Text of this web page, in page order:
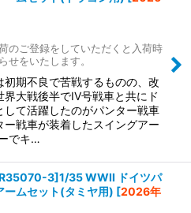
のご登録をしていただくと入荷時
せをいたします。
初期不良で苦戦するものの、改
界大戦後半でIV号戦車と共にド
して活躍したのがパンター戦車
ー戦車が装着したスイングアー
でキ…
3]1/35 WWII ドイツパ
ームセット(タミヤ用) [2026年